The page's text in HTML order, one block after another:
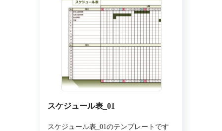
スケジュール表_01
スケジュール表_01のテンプレートです